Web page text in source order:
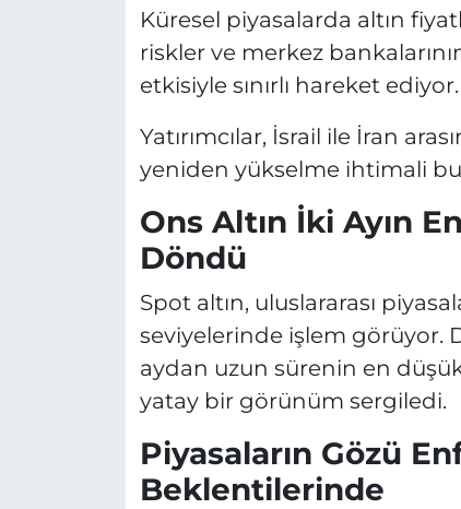
Küresel piyasalarda altın
riskler ve merkez
etkisiyle sınırlı hareket ediyor.
Yatırımcılar, İsrail ile İran
yeniden yükselme ihtimali
Ons Altın İki Ayın
Döndü
Spot altın, uluslararası
seviyelerinde işlem görüyor.
aydan uzun sürenin en
yatay bir görünüm sergiledi.
Piyasaların Gözü
Beklentilerinde